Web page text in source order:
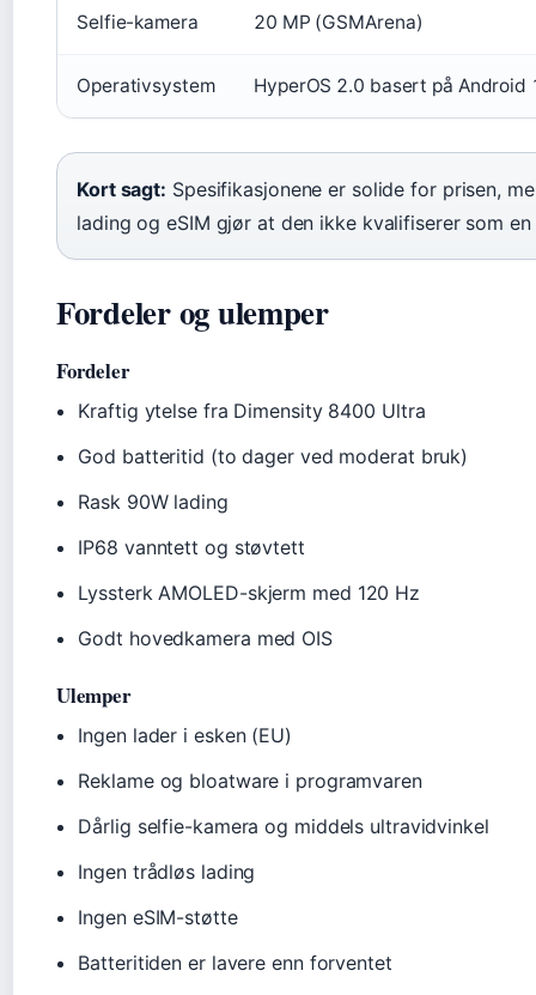
Selfie-kamera 20 MP (GSMArena)
Operativsystem HyperOS 2.0 basert på Android
Kort sagt: Spesifikasjonene er solide for prisen,
lading og eSIM gjør at den ikke kvalifiserer som
Fordeler og ulemper
Fordeler
Kraftig ytelse fra Dimensity 8400 Ultra
God batteritid (to dager ved moderat bruk)
Rask 90W lading
IP68 vanntett og støvtett
Lyssterk AMOLED-skjerm med 120 Hz
Godt hovedkamera med OIS
Ulemper
Ingen lader i esken (EU)
Reklame og bloatware i programvaren
Dårlig selfie-kamera og middels ultravidvinkel
Ingen trådløs lading
Ingen eSIM-støtte
Batteritiden er lavere enn forventet